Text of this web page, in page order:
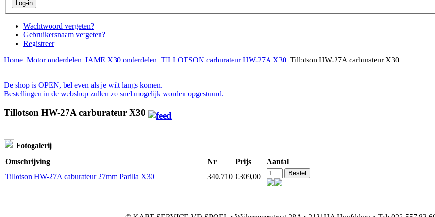
Wachtwoord vergeten?
Gebruikersnaam vergeten?
Registreer
Home Motor onderdelen IAME X30 onderdelen TILLOTSON carburateur HW-27A X30 Tillotson HW-27A carburateur X30
De shop is OPEN, bel even als je wilt langs komen.
Bestellingen in de webshop zullen zo snel mogelijk worden opgestuurd.
Tillotson HW-27A carburateur X30
Fotogalerij
Omschrijving
Nr Prijs
Aantal
Tillotson HW-27A caburateur 27mm Parilla X30
340.710 €309,00